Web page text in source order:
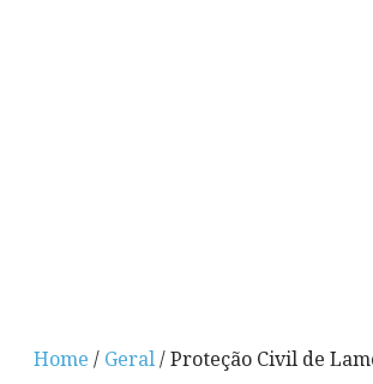
Home / Geral/ Proteção Civil de